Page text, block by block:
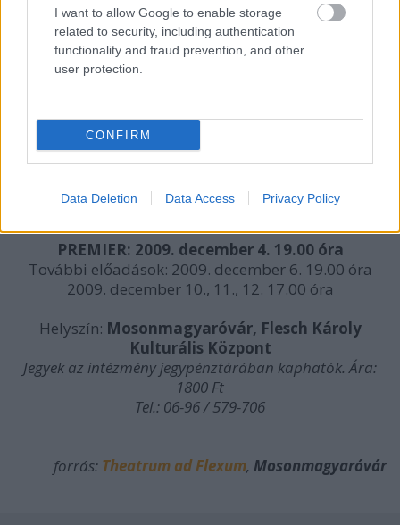
I want to allow Google to enable storage
related to security, including authentication
functionality and fraud prevention, and other
user protection.
CONFIRM
Data Deletion Data Access Privacy Policy
Komka Tamás, Mihályi Károly, Schadenberger
Péter
Jelmez -Nusser Orsolya, Cseh Dalma
Smink-frizura - LUCSONY SZÉPSÉGSZIGET
Hangtechnika -
Fénytechnika -Horváth Mihály "Mityó", Németh
István
Rendezte: MAJOR TAMÁS
PREMIER: 2009. december 4. 19.00 óra
További előadások: 2009. december 6. 19.00 óra
2009. december 10., 11., 12. 17.00 óra
Helyszín: Mosonmagyaróvár, Flesch Károly
Kulturális Központ
Jegyek az intézmény jegypénztárában kaphatók. Ára:
1800 Ft
Tel.: 06-96 / 579-706
forrás: Theatrum ad Flexum, Mosonmagyaróvár